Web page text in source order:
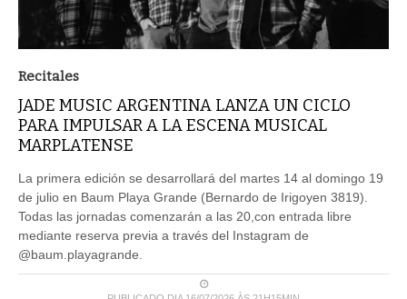
Recitales
JADE MUSIC ARGENTINA LANZA UN CICLO
PARA IMPULSAR A LA ESCENA MUSICAL
MARPLATENSE
La primera edición se desarrollará del martes 14 al domingo 19
de julio en Baum Playa Grande (Bernardo de Irigoyen 3819).
Todas las jornadas comenzarán a las 20,con entrada libre
mediante reserva previa a través del Instagram de
@baum.playagrande.